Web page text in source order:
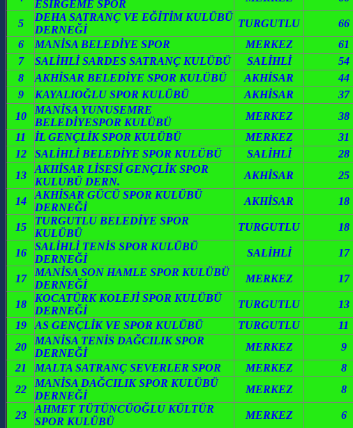
ESİRGEME SPOR
5
DEHA SATRANÇ VE EĞİTİM KULÜBÜ
DERNEĞİ
TURGUTLU 66
6
MANİSA BELEDİYE SPOR MERKEZ 61
7
SALİHLİ SARDES SATRANÇ KULÜBÜ SALİHLİ 54
8
AKHİSAR BELEDİYE SPOR KULÜBÜ AKHİSAR 44
9
KAYALIOĞLU SPOR KULÜBÜ AKHİSAR 37
10
MANİSA YUNUSEMRE
BELEDİYESPOR KULÜBÜ
MERKEZ 38
11
İL GENÇLİK SPOR KULÜBÜ MERKEZ 31
12
SALİHLİ BELEDİYE SPOR KULÜBÜ SALİHLİ 28
13
AKHİSAR LİSESİ GENÇLİK SPOR
KULUBÜ DERN.
AKHİSAR 25
14
AKHİSAR GÜCÜ SPOR KULÜBÜ
DERNEĞİ
AKHİSAR 18
15
TURGUTLU BELEDİYE SPOR
KULÜBÜ
TURGUTLU 18
16
SALİHLİ TENİS SPOR KULÜBÜ
DERNEĞİ
SALİHLİ 17
17
MANİSA SON HAMLE SPOR KULÜBÜ
DERNEĞİ
MERKEZ 17
18
KOCATÜRK KOLEJİ SPOR KULÜBÜ
DERNEĞİ
TURGUTLU 13
19
AS GENÇLİK VE SPOR KULÜBÜ TURGUTLU 11
20
MANİSA TENİS DAĞCILIK SPOR
DERNEĞİ
MERKEZ 9
21
MALTA SATRANÇ SEVERLER SPOR MERKEZ 8
22
MANİSA DAĞCILIK SPOR KULÜBÜ
DERNEĞİ
MERKEZ 8
23
AHMET TÜTÜNCÜOĞLU KÜLTÜR
SPOR KULÜBÜ
MERKEZ 6